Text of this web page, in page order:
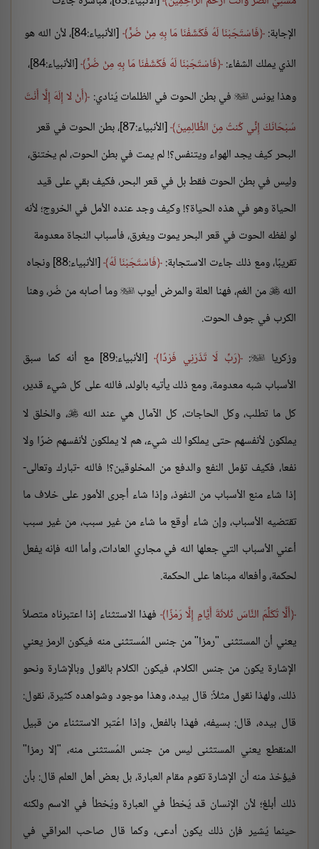
الإجابة: فَاسْتَجَبْنَا لَهُ فَكَشَفْنَا مَا بِهِ مِنْ ضُرٍّ
[الأنبياء:84]، لأن الله هو
الذي يملك الشفاء: فَاسْتَجَبْنَا لَهُ فَكَشَفْنَا مَا بِهِ مِنْ ضُرٍّ
[الأنبياء:84]،
وهذا يونس  في بطن الحوت في الظلمات يُنادي: أَنْ لا إِلَهَ إِلَّا أَنْتَ
سُبْحَانَكَ إِنِّي كُنتُ مِنَ الظَّالِمِينَ
[الأنبياء:87]، بطن الحوت في قعر
البحر كيف يجد الهواء ويتنفس؟! لم يمت في بطن الحوت، لم يختنق،
وليس في بطن الحوت فقط بل في قعر البحر، فكيف بقي على قيد
الحياة وهو في هذه الحياة؟! وكيف وجد عنده الأمل في الخروج؛ لأنه
لو لفظه الحوت في قعر البحر يموت ويغرق، فأسباب النجاة معدومة
تقريبًا، ومع ذلك جاءت الاستجابة: فَاسْتَجَبْنَا لَهُ
[الأنبياء:88] ونجاه
الله  من الغم، فهنا العلة والمرض أيوب  وما أصابه من ضُر، وهنا
الكرب في جوف الحوت.
وزكريا 
: رَبِّ لَا تَذَرْنِي فَرْدًا
[الأنبياء:89] مع أنه كما سبق
الأسباب شبه معدومة، ومع ذلك يأتيه بالولد، فالله على كل شيء قدير،
كل ما تطلب، وكل الحاجات، كل الآمال هي عند الله، والخلق لا
يملكون لأنفسهم حتى يملكوا لك شيء، هم لا يملكون لأنفسهم ضرًا ولا
نفعا، فكيف تؤمل النفع والدفع من المخلوقين؟! فالله -تبارك وتعالى-
إذا شاء منع الأسباب من النفوذ، وإذا شاء أجرى الأمور على خلاف ما
تقتضيه الأسباب، وإن شاء أوقع ما شاء من غير سبب، من غير سبب
أعني الأسباب التي جعلها الله في مجاري العادات، وأما الله فإنه يفعل
لحكمة، وأفعاله مبناها على الحكمة.
أَلَّا تُكَلِّمَ النَّاسَ ثَلاثَةَ أَيَّامٍ إِلَّا رَمْزًا فهذا الاستثناء إذا اعتبرناه متصلاً
يعني أن المستثنى "رمزا" من جنس المُستثنى منه فيكون الرمز يعني
الإشارة يكون من جنس الكلام، فيكون الكلام بالقول وبالإشارة ونحو
ذلك، ولهذا نقول مثلاً: قال بيده، وهذا موجود وشواهده كثيرة، نقول:
قال بيده، قال: بسيفه، فهذا بالفعل، وإذا اعُتبر الاستثناء من قبيل
المنقطع يعني المستثنى ليس من جنس المُستثنى منه، "إلا رمزا"
فيؤخذ منه أن الإشارة تقوم مقام العبارة، بل بعض أهل العلم قال: بأن
ذلك أبلغ؛ لأن الإنسان قد يُخطأ في العبارة ويُخطأ في الاسم ولكنه
حينما يُشير فإن ذلك يكون أدعى، وكما قال صاحب المراقي في